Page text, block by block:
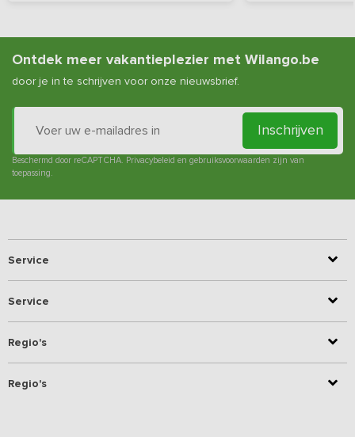
Ontdek meer vakantieplezier met Wilango.be
door je in te schrijven voor onze nieuwsbrief.
Inschrijven
Beschermd door reCAPTCHA. Privacybeleid en gebruiksvoorwaarden zijn van
toepassing.
Service
Service
Regio's
Regio's